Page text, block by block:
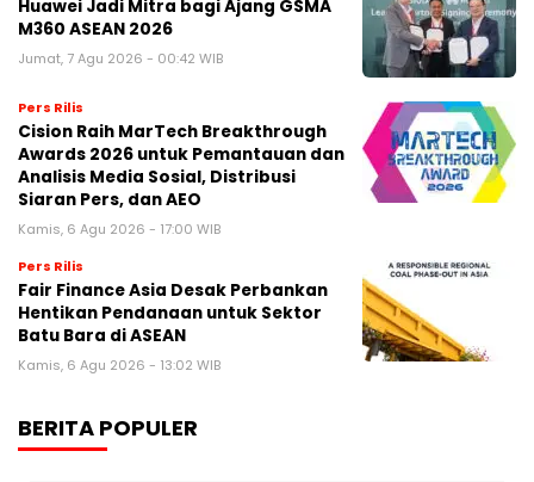
Huawei Jadi Mitra bagi Ajang GSMA
M360 ASEAN 2026
Jumat, 7 Agu 2026 - 00:42 WIB
Pers Rilis
Cision Raih MarTech Breakthrough
Awards 2026 untuk Pemantauan dan
Analisis Media Sosial, Distribusi
Siaran Pers, dan AEO
Kamis, 6 Agu 2026 - 17:00 WIB
Pers Rilis
Fair Finance Asia Desak Perbankan
Hentikan Pendanaan untuk Sektor
Batu Bara di ASEAN
Kamis, 6 Agu 2026 - 13:02 WIB
BERITA POPULER